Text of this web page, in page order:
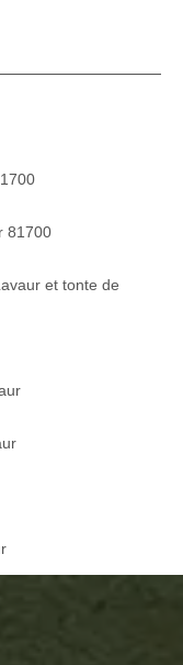
81700
et tonte de